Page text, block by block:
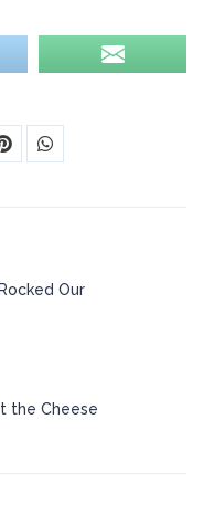
Our
the Cheese